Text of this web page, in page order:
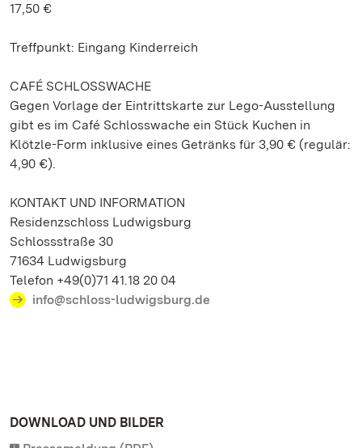
17,50 €
Treffpunkt: Eingang Kinderreich
CAFÉ SCHLOSSWACHE
Gegen Vorlage der Eintrittskarte zur Lego-Ausstellung
gibt es im Café Schlosswache ein Stück Kuchen in
Klötzle-Form inklusive eines Getränks für 3,90 € (regulär:
4,90 €).
KONTAKT UND INFORMATION
Residenzschloss Ludwigsburg
Schlossstraße 30
71634 Ludwigsburg
Telefon +49(0)71 41.18 20 04
info@schloss-ludwigsburg.de
DOWNLOAD UND BILDER